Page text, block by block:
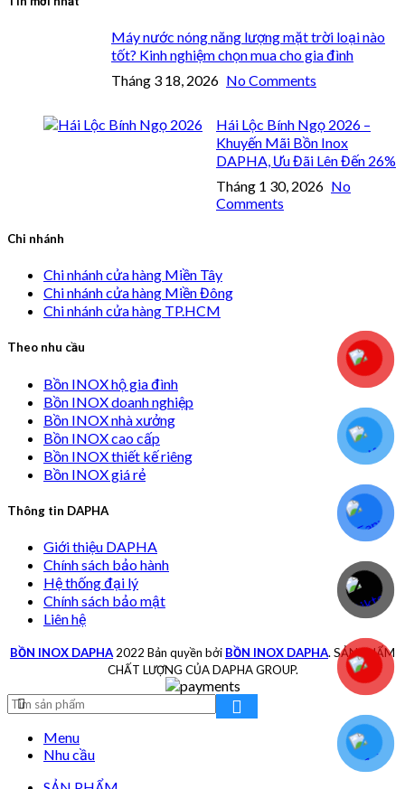
Máy nước nóng năng lượng mặt trời loại nào
tốt? Kinh nghiệm chọn mua cho gia đình
Tháng 3 18, 2026 No Comments
Hái Lộc Bính Ngọ 2026 –
Khuyến Mãi Bồn Inox
DAPHA, Ưu Đãi Lên Đến 26%
Tháng 1 30, 2026 No
Comments
Chi nhánh
Chi nhánh cửa hàng Miền Tây
Chi nhánh cửa hàng Miền Đông
Chi nhánh cửa hàng TP.HCM
Theo nhu cầu
Bồn INOX hộ gia đình
Bồn INOX doanh nghiệp
Bồn INOX nhà xưởng
Bồn INOX cao cấp
Bồn INOX thiết kế riêng
Bồn INOX giá rẻ
Thông tin DAPHA
Giới thiệu DAPHA
Chính sách bảo hành
Hệ thống đại lý
Chính sách bảo mật
Liên hệ
BỒN INOX DAPHA 2022 Bản quyền bởi BỒN INOX DAPHA. SẢN PHẨM
CHẤT LƯỢNG CỦA DAPHA GROUP.
Menu
Nhu cầu